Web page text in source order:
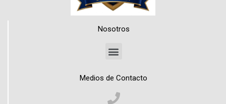
Nosotros
Medios de Contacto